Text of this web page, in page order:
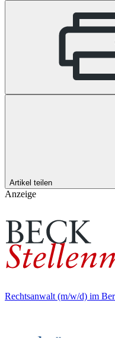
Artikel teilen
Anzeige
Rechtsanwalt (m/w/d) im